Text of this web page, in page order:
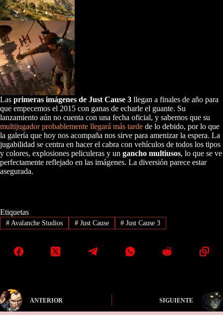
Las primeras imágenes de Just Cause 3 llegan a finales de año para
que empecemos el 2015 con ganas de echarle el guante. Su
lanzamiento aún no cuenta con una fecha oficial, y sabemos que su
multijugador probablemente llegará más tarde de lo debido, por lo que
la galería que hoy nos acompaña nos sirve para amenizar la espera. La
jugabilidad se centra en hacer el cabra con vehículos de todos los tipos
y colores, explosiones peliculeras y un gancho multiusos, lo que se ve
perfectamente reflejado en las imágenes. La diversión parece estar
asegurada.
Etiquetas
#Avalanche Studios #Just Cause # Just Cause 3
ANTERIOR SIGUIENTE